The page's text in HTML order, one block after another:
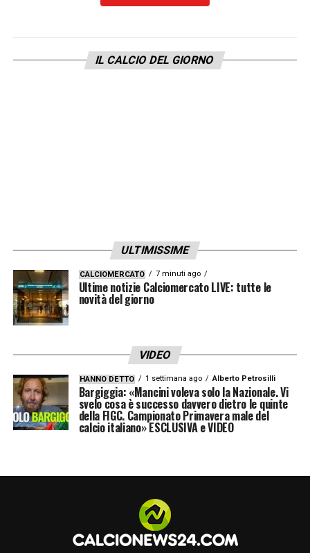
LA PLAYLIST DELLE NOSTRE TOP NEWS
IL CALCIO DEL GIORNO
ULTIMISSIME
CALCIOMERCATO 7 minuti ago
Ultime notizie Calciomercato LIVE: tutte le
novità del giorno
VIDEO
HANNO DETTO 1 settimana ago Alberto Petrosilli
Bargiggia: «Mancini voleva solo la Nazionale. Vi
svelo cosa è successo davvero dietro le quinte
della FIGC. Campionato Primavera male del
calcio italiano» ESCLUSIVA e VIDEO